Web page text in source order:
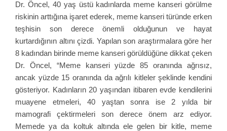
Dr. Öncel, 40 yaş üstü kadınlarda meme kanseri görülme
riskinin arttığına işaret ederek, meme kanseri türünde erken
teşhisin son derece önemli olduğunun ve hayat
kurtardığının altını çizdi. Yapılan son araştırmalara göre her
8 kadından birinde meme kanseri görüldüğüne dikkat çeken
Dr. Öncel, “Meme kanseri yüzde 85 oranında ağrısız,
ancak yüzde 15 oranında da ağrılı kitleler şeklinde kendini
gösteriyor. Kadınların 20 yaşından itibaren evde kendilerini
muayene etmeleri, 40 yaştan sonra ise 2 yılda bir
mamografi çektirmeleri son derece önem arz ediyor.
Memede ya da koltuk altında ele gelen bir kitle, meme